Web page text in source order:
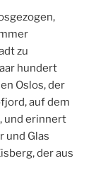
zu
hundert
Oslos, der
auf dem
und erinnert
und Glas
der aus